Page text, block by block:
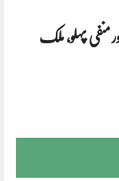
منفی پہلو، ملک